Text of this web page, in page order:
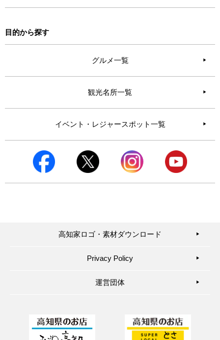
目的から探す
グルメ一覧
観光名所一覧
イベント・レジャースポット一覧
高知家ロゴ・素材ダウンロード ▶︎
Privacy Policy ▶︎
運営団体 ▶︎